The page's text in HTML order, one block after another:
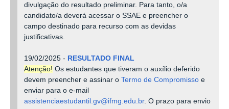
divulgação do resultado preliminar. Para tanto, o/a
candidato/a deverá acessar o SSAE e preencher o
campo destinado para recurso com as devidas
justificativas.
19/02/2025 - RESULTADO FINAL
Atenção! Os estudantes que tiveram o auxílio deferido
devem preencher e assinar oTermo de Compromisso e
enviar para o e-mail
assistenciaestudantil.gv@ifmg.edu.br. O prazo para envio